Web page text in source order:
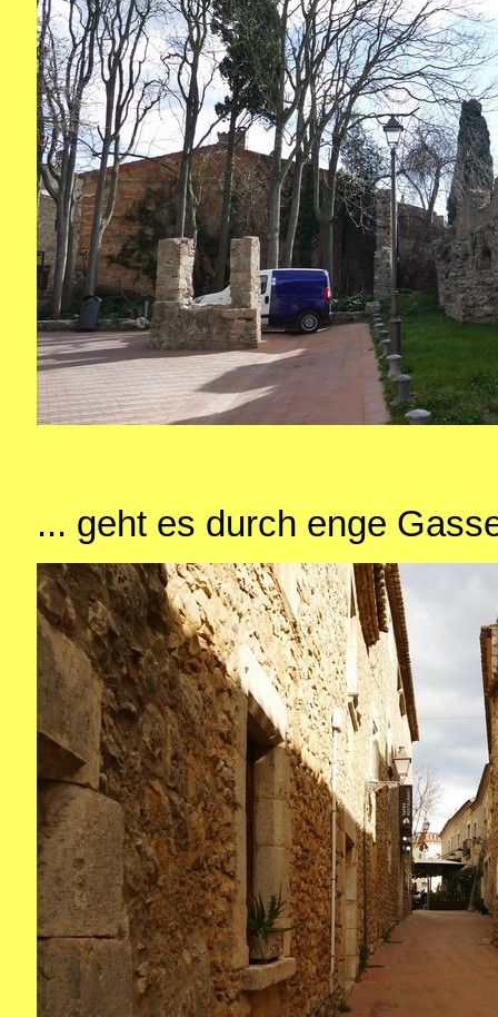
... geht es durch enge